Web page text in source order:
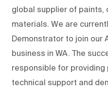
global supplier of paints,
materials. We are
Demonstrator to join our
business in WA. The
responsible for
technical support and